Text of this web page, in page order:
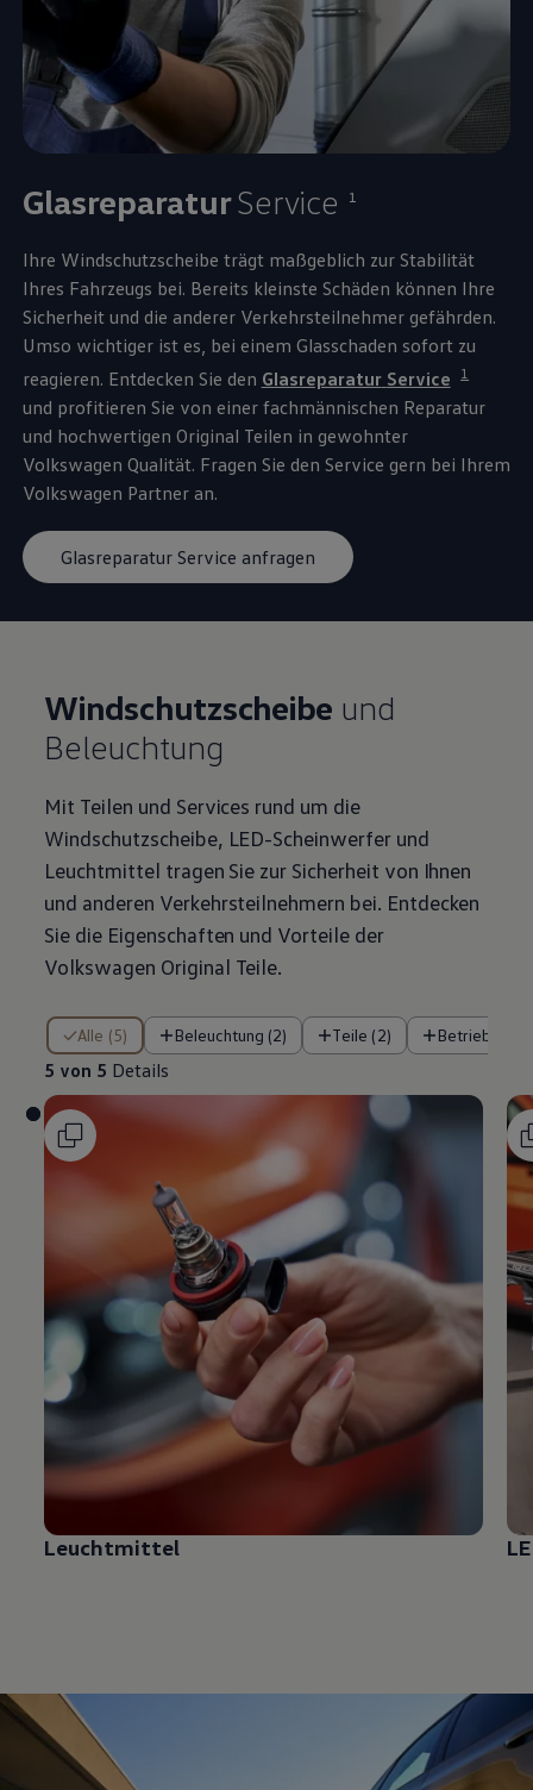
GlasreparaturService 1
Ihre Windschutzscheibe trägt maßgeblich zur Stabilität
Ihres Fahrzeugs bei. Bereits kleinste Schäden können Ihre
Sicherheit und die anderer Verkehrsteilnehmer gefährden.
Umso wichtiger ist es, bei einem Glasschaden sofort zu
reagieren. Entdecken Sie den Glasreparatur Service 1
und profitieren Sie von einer fachmännischen Reparatur
und hochwertigen Original Teilen in gewohnter
Volkswagen Qualität. Fragen Sie den Service gern bei Ihrem
Volkswagen Partner an.
Glasreparatur Service anfragen
Windschutzscheibe und
Beleuchtung
Mit Teilen und Services rund um die
Windschutzscheibe, LED-Scheinwerfer und
Leuchtmittel tragen Sie zur Sicherheit von Ihnen
und anderen Verkehrsteilnehmern bei. Entdecken
Sie die Eigenschaften und Vorteile der
Volkswagen Original Teile.
Alle (5) Beleuchtung (2) Teile (2)
5 von 5 Details
5 von 5 Details
Leuchtmittel